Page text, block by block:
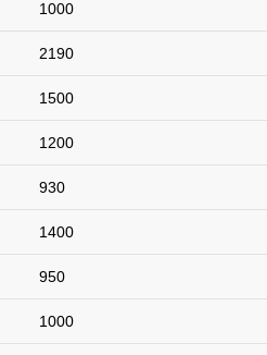
1000
2190
1500
1200
930
1400
950
1000